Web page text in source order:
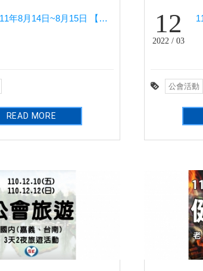
111年8月14日~8月15日 【馬武督二天一夜親子遊】 - 年度旅遊
READ MORE
12
2022 / 03
公會活動